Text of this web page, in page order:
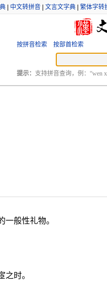
中文转拼音 文言文字典 繁体字转
按拼音检索 按部首检索
提示： 支持拼音查询，例：“wen
一般性礼物。
之时。